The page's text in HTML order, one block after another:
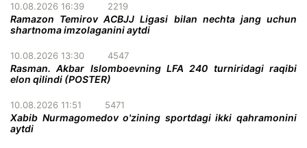
10.08.2026 16:39 2219
Ramazon Temirov ACBJJ Ligasi bilan nechta jang uchun
shartnoma imzolaganini aytdi
10.08.2026 13:30 4547
Rasman. Akbar Islomboevning LFA 240 turniridagi raqibi
elon qilindi (POSTER)
10.08.2026 11:51 5471
Xabib Nurmagomedov o'zining sportdagi ikki qahramonini
aytdi